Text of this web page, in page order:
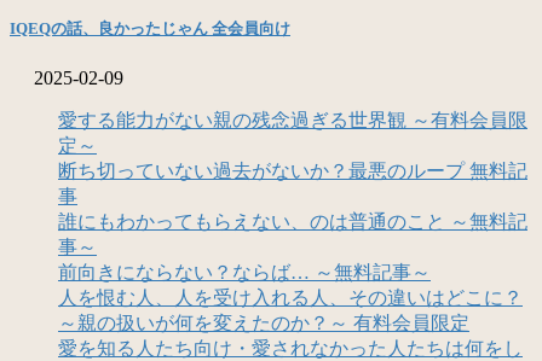
IQEQの話、良かったじゃん 全会員向け
2025-02-09
愛する能力がない親の残念過ぎる世界観 ～有料会員限
定～
断ち切っていない過去がないか？最悪のループ 無料記
事
誰にもわかってもらえない、のは普通のこと ～無料記
事～
前向きにならない？ならば… ～無料記事～
人を恨む人、人を受け入れる人、その違いはどこに？
～親の扱いが何を変えたのか？～ 有料会員限定
愛を知る人たち向け・愛されなかった人たちは何をし